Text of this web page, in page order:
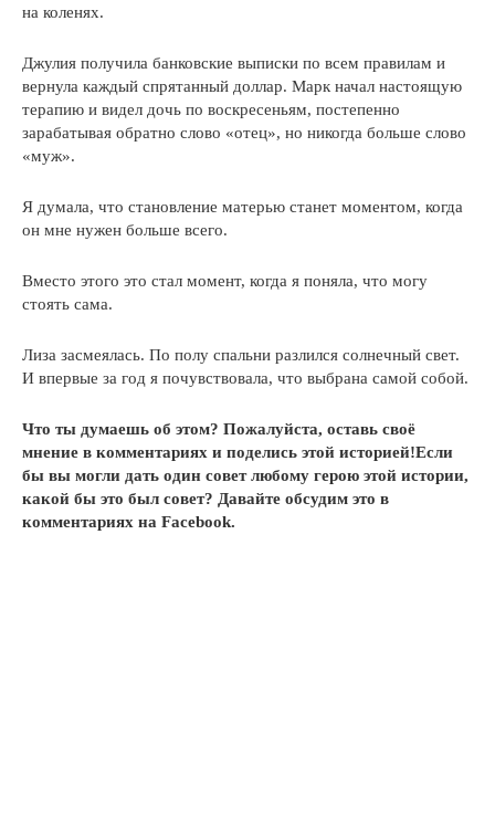
на коленях.
Джулия получила банковские выписки по всем правилам и
вернула каждый спрятанный доллар. Марк начал настоящую
терапию и видел дочь по воскресеньям, постепенно
зарабатывая обратно слово «отец», но никогда больше слово
«муж».
Я думала, что становление матерью станет моментом, когда
он мне нужен больше всего.
Вместо этого это стал момент, когда я поняла, что могу
стоять сама.
Лиза засмеялась. По полу спальни разлился солнечный свет.
И впервые за год я почувствовала, что выбрана самой собой.
Что ты думаешь об этом? Пожалуйста, оставь своё
мнение в комментариях и поделись этой историей!Если
бы вы могли дать один совет любому герою этой истории,
какой бы это был совет? Давайте обсудим это в
комментариях на Facebook.